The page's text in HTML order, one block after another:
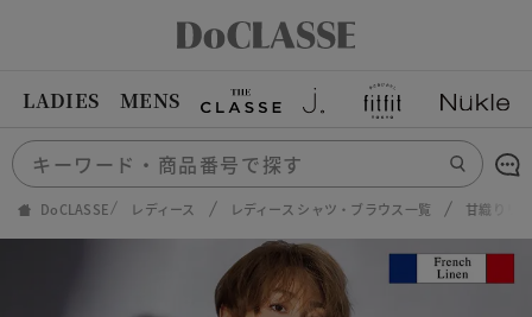
LADIES MENS
DoCLASSE レディース レディース シャツ・ブラウス一覧 甘織りリ